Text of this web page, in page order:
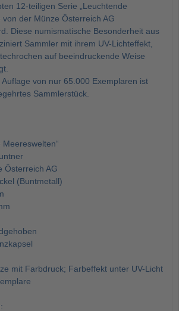
12-teiligen Serie „Leuchtende
von der Münze Österreich AG
Diese numismatische Besonderheit aus
Sammler mit ihrem UV-Lichteffekt,
auf beeindruckende Weise
von nur 65.000 Exemplaren ist
Sammlerstück.
Österreich AG
(Buntmetall)
mit Farbdruck; Farbeffekt unter UV-Licht